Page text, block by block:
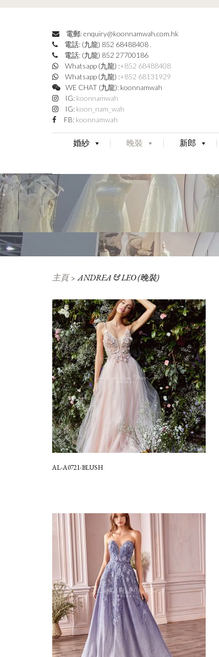
電郵: enquiry@koonnamwah.com.hk
電話: (九龍) 852 68488408 .
電話: (九龍) 852 27700186
Whatsapp (九龍) :+852 68488408
Whatsapp (九龍) :+852 68131929
WE CHAT (九龍): koonnamwah
IG: koonnamwah
IG: koon_nam_wah
FB: koonnamwah
婚紗 晚裝 新郎
主頁 ANDREA & LEO (晚裝)
AL-A0721-BLUSH